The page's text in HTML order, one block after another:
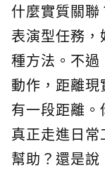
什麼實質關
表演型任務
種方法。不
動作，距離
有一段距離
真正走進日
幫助？還是